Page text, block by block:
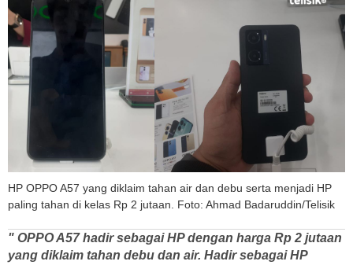
HP OPPO A57 yang diklaim tahan air dan debu serta menjadi HP
paling tahan di kelas Rp 2 jutaan. Foto: Ahmad Badaruddin/Telisik
" OPPO A57 hadir sebagai HP dengan harga Rp 2 jutaan
yang diklaim tahan debu dan air. Hadir sebagai HP